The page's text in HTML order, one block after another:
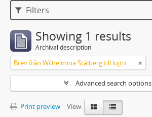
Filters
Showing 1 results
Archival description
Brev från Wilhelmina Stålberg till löjtn. Ridderstad 1857
Advanced search options
Print preview
View: